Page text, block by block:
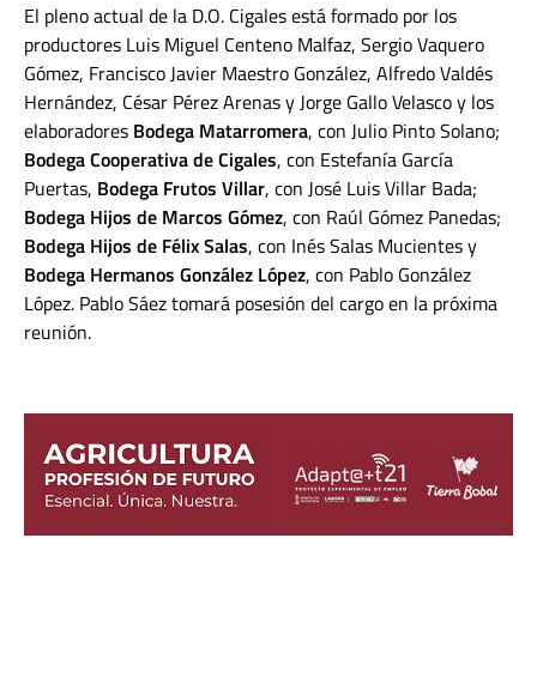
El pleno actual de la D.O. Cigales está formado por los
productores Luis Miguel Centeno Malfaz, Sergio Vaquero
Gómez, Francisco Javier Maestro González, Alfredo Valdés
Hernández, César Pérez Arenas y Jorge Gallo Velasco y los
elaboradores Bodega Matarromera, con Julio Pinto Solano;
Bodega Cooperativa de Cigales, con Estefanía García
Puertas, Bodega Frutos Villar, con José Luis Villar Bada;
Bodega Hijos de Marcos Gómez, con Raúl Gómez Panedas;
Bodega Hijos de Félix Salas, con Inés Salas Mucientes y
Bodega Hermanos González López, con Pablo González
López. Pablo Sáez tomará posesión del cargo en la próxima
reunión.